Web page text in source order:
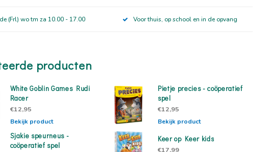
(Frl) wo tm za 10.00 - 17.00 Voor thuis, op school en in de opvang
producten
White Goblin Games Rudi
Racer
€12,95
Bekijk product
Pietje precies - coöperatief
spel
€12,95
Bekijk product
Sjakie speurneus -
coöperatief spel
Keer op Keer kids
€17,99